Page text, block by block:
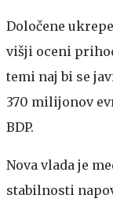
Določene
višji oceni
temi naj bi se
370 milijonov
BDP.
Nova vlada je
stabilnosti